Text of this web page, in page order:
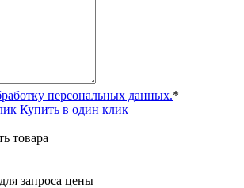
персональных данных.*
Купить в один клик
товара
запроса цены